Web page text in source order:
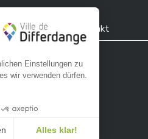
Instagram
sur YouTube
sur TikTok
de Differdange sur Linkedin
Hoplr
Kontakt